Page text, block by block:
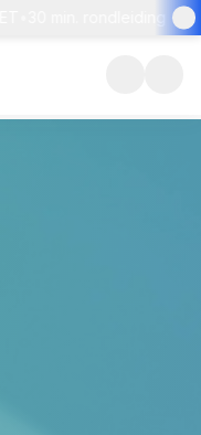
30 min. rondleiding + live